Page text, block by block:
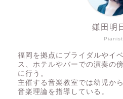
Pianist
鎌田明
福岡を拠点にブライダルやイ
ス、ホテルやバーでの演奏の
に行う。
主催する音楽教室では幼児か
音楽理論を指導している。